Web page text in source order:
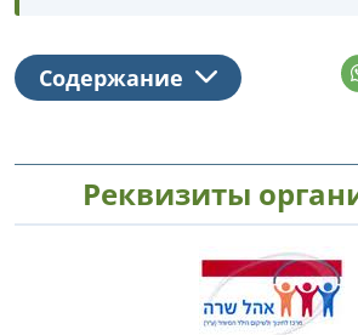
Содержание
Реквизиты